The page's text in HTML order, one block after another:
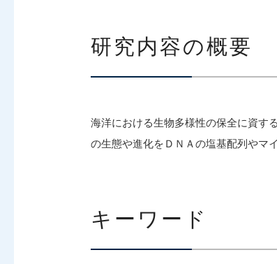
研究内容の概要
海洋における生物多様性の保全に資す
の生態や進化をＤＮＡの塩基配列やマ
キーワード